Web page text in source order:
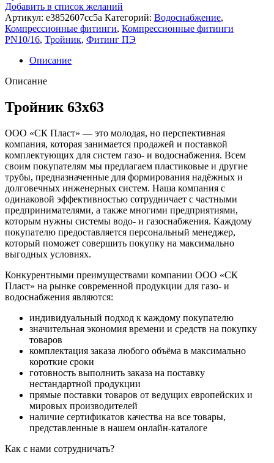
Добавить в список желаний
Артикул: e3852607cc5a Категорий: Водоснабжение,
Компрессионные фитинги, Компрессионные фитинги
PN10/16, Тройник, Фитинг ПЭ
Описание
Описание
Тройник 63х63
ООО «СК Пласт» — это молодая, но перспективная
компания, которая занимается продажей и поставкой
комплектующих для систем газо- и водоснабжения. Всем
своим покупателям мы предлагаем пластиковые и другие
трубы, предназначенные для формирования надёжных и
долговечных инженерных систем. Наша компания с
одинаковой эффективностью сотрудничает с частными
предпринимателями, а также многими предприятиями,
которым нужны системы водо- и газоснабжения. Каждому
покупателю предоставляется персональный менеджер,
который поможет совершить покупку на максимально
выгодных условиях.
Конкурентными преимуществами компании ООО «СК
Пласт» на рынке современной продукции для газо- и
водоснабжения являются:
индивидуальный подход к каждому покупателю
значительная экономия времени и средств на покупку
товаров
комплектация заказа любого объёма в максимально
короткие сроки
готовность выполнить заказа на поставку
нестандартной продукции
прямые поставки товаров от ведущих европейских и
мировых производителей
наличие сертификатов качества на все товары,
представленные в нашем онлайн-каталоге
Как с нами сотрудничать?